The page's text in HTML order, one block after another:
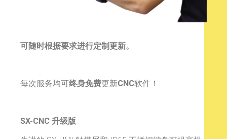
可随时根据要求进行定制更新。
每次服务均可终身免费更新CNC软件！
SX-CNC 升级版